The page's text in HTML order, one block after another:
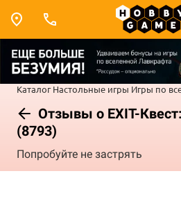
Каталог Настольные игры Игры по
Отзывы о EXIT-
(8793)
Попробуйте не застрять